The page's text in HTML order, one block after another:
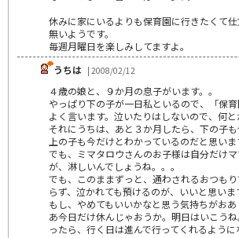
休みに家にいるよりも保育園に行きたくて
無いようです。
毎週月曜日を楽しみしてますよ。
うちは | 2008/02/12
４歳の娘と、９か月の息子がいます。。
やっぱり下の子が一日私といるので、「保
よく言います。泣いたりはしないので、何と
それにうちは、あと３か月したら、下の子も
上の子も今だけとわかっているのだと思いま
でも、ミマタロウさんのお子様は自分だけ
が、淋しいんでしょうね。。。
でも、このままずっと、通わされるおつも
らず、泣かれても預けるのが、いいと思いま
もし、やめてもいいかなと思う気持ちがお
あ今日だけ休んじゃおうか。明日はいこう
ったら、行く日は進んで行ってくれるよう